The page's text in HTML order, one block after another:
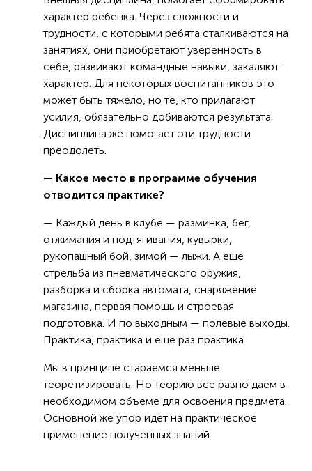
характер ребенка. Через сложности и
трудности, с которыми ребята сталкиваются на
занятиях, они приобретают уверенность в
себе, развивают командные навыки, закаляют
характер. Для некоторых воспитанников это
может быть тяжело, но те, кто прилагают
усилия, обязательно добиваются результата.
Дисциплина же помогает эти трудности
преодолеть.
— Какое место в программе обучения
отводится практике?
— Каждый день в клубе — разминка, бег,
отжимания и подтягивания, кувырки,
рукопашный бой, зимой — лыжи. А еще
стрельба из пневматического оружия,
разборка и сборка автомата, снаряжение
магазина, первая помощь и строевая
подготовка. И по выходным — полевые выходы.
Практика, практика и еще раз практика.
Мы в принципе стараемся меньше
теоретизировать. Но теорию все равно даем в
необходимом объеме для освоения предмета.
Основной же упор идет на практическое
применение полученных знаний.